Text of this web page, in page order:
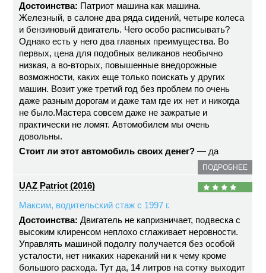
Достоинства: Патриот машина как машина.
Железный, в салоне два ряда сидений, четыре колеса
и бензиновый двигатель. Чего особо расписывать?
Однако есть у него два главных преимущества. Во
первых, цена для подобных великанов необычно
низкая, а во-вторых, повышенные внедорожные
возможности, каких еще только поискать у других
машин. Возит уже третий год без проблем по очень
даже разным дорогам и даже там где их нет и никогда
не было.Мастера совсем даже не зажратые и
практически не ломят. Автомобилем мы очень
довольны.
Стоит ли этот автомобиль своих денег? — да
ПОДРОБНЕЕ
UAZ Patriot (2016)
Максим, водительский стаж с 1997 г.
Достоинства: Двигатель не капризничает, подвеска с
высоким клиренсом неплохо сглаживает неровности.
Управлять машиной подолгу получается без особой
усталости, нет никаких нареканий ни к чему кроме
большого расхода. Тут да, 14 литров на сотку выходит